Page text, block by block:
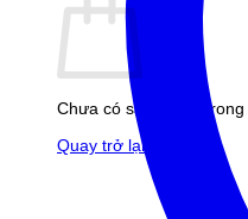
Chưa có sản phẩm trong
Quay trở lại cửa hàng